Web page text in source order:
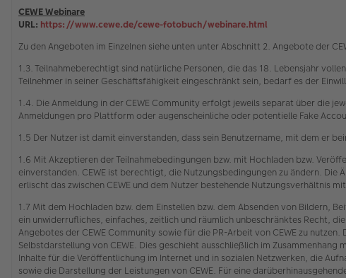
CEWE Webinare
URL: https://www.cewe.de/cewe-fotobuch/webinare.html
Zu den Angeboten im Einzelnen siehe unten unter Abschnitt 2. Angebote der
1.3. Teilnahmeberechtigt sind natürliche Personen, die das 18. Lebensjahr
Teilnehmer in seiner Geschäftsfähigkeit eingeschränkt sein, bedarf es der
1.4. Die Anmeldung in der CEWE Community erfolgt jeweils separat über die
Anmeldungen pro Plattform oder augenscheinliche oder potentielle Fake
1.5 Der Nutzer ist damit einverstanden, dass sein Benutzername, mit dem er
1.6 Mit Akzeptieren der Teilnahmebedingungen bzw. mit Hochladen bzw.
einverstanden. CEWE ist berechtigt, die Nutzungsbedingungen zu ändern.
erlischt das zwischen CEWE und dem Nutzer bestehende Nutzungsverhältnis
1.7 Mit dem Hochladen bzw. dem Einstellen bzw. dem Absenden von Bildern,
ein unwiderrufliches, einfaches, zeitlich und räumlich unbeschränktes Recht,
Angebotes der CEWE Community sowie für die PR-Arbeit von CEWE zu
Selbstdarstellung von CEWE. Dies geschieht ausschließlich im
Inhalte für die Veröffentlichung im Internet und in sozialen Netzwerken, die
sowie die Darstellung der Leistungen von CEWE. Für eine